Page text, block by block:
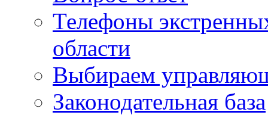
Телефоны
области
Выбираем
Законодательная база